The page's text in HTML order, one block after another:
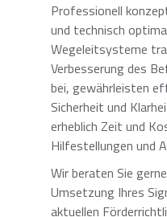
Professionell
und technisch
Wegeleitsysteme
Verbesserung des
bei, gewährleisten
Sicherheit und
erheblich Zeit und
Hilfestellungen und
Wir beraten Sie
Umsetzung Ihres
aktuellen